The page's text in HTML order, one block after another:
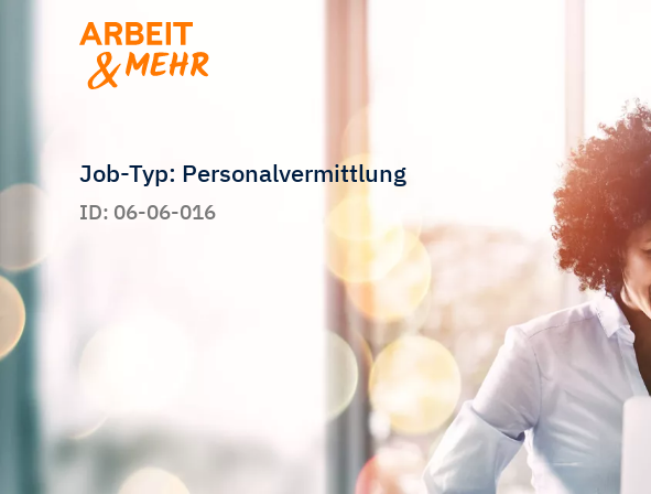
Job-Typ: Personalvermittlung
ID: 06-06-016